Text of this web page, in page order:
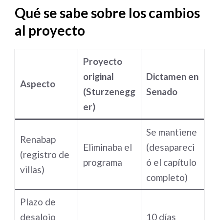
Qué se sabe sobre los cambios
al proyecto
Aspecto
Proyecto
original
(Sturzenegg
er)
Dictamen en
Senado
Renabap
(registro de
villas)
Eliminaba el
programa
Se mantiene
(desapareci
ó el capítulo
completo)
Plazo de
desalojo
10 días